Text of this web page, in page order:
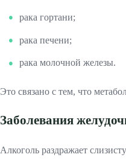
рака гортани;
рака печени;
рака молочной железы.
Это связано с тем, что
Заболевания
Алкоголь раздражает